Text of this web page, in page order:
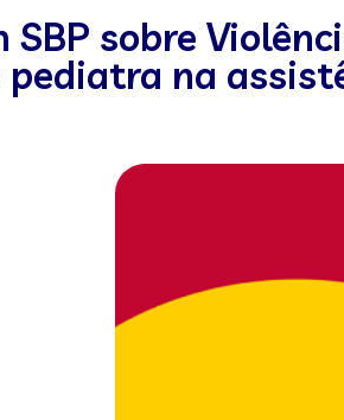
SBP sobre
pediatra na